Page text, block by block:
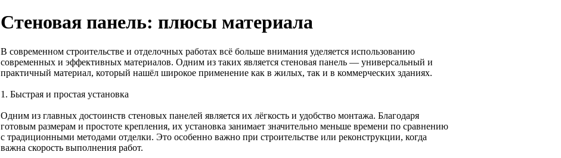
Стеновая панель: плюсы материала
В современном строительстве и отделочных работах всё больше внимания уделяется использованию
современных и эффективных материалов. Одним из таких является стеновая панель — универсальный и
практичный материал, который нашёл широкое применение как в жилых, так и в коммерческих зданиях.
1. Быстрая и простая установка
Одним из главных достоинств стеновых панелей является их лёгкость и удобство монтажа. Благодаря
готовым размерам и простоте крепления, их установка занимает значительно меньше времени по сравнению
с традиционными методами отделки. Это особенно важно при строительстве или реконструкции, когда
важна скорость выполнения работ.